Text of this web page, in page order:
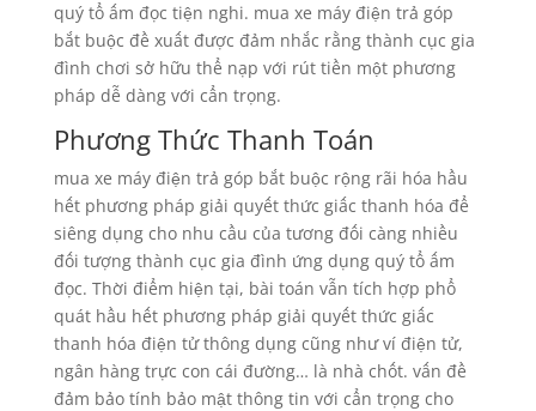
quý tổ ấm đọc tiện nghi. mua xe máy điện trả góp
bắt buộc đề xuất được đảm nhắc rằng thành cục gia
đình chơi sở hữu thể nạp với rút tiền một phương
pháp dễ dàng với cẩn trọng.
Phương Thức Thanh Toán
mua xe máy điện trả góp bắt buộc rộng rãi hóa hầu
hết phương pháp giải quyết thức giấc thanh hóa để
siêng dụng cho nhu cầu của tương đối càng nhiều
đối tượng thành cục gia đình ứng dụng quý tổ ấm
đọc. Thời điểm hiện tại, bài toán vẫn tích hợp phổ
quát hầu hết phương pháp giải quyết thức giấc
thanh hóa điện tử thông dụng cũng như ví điện tử,
ngân hàng trực con cái đường… là nhà chốt. vấn đề
đảm bảo tính bảo mật thông tin với cẩn trọng cho